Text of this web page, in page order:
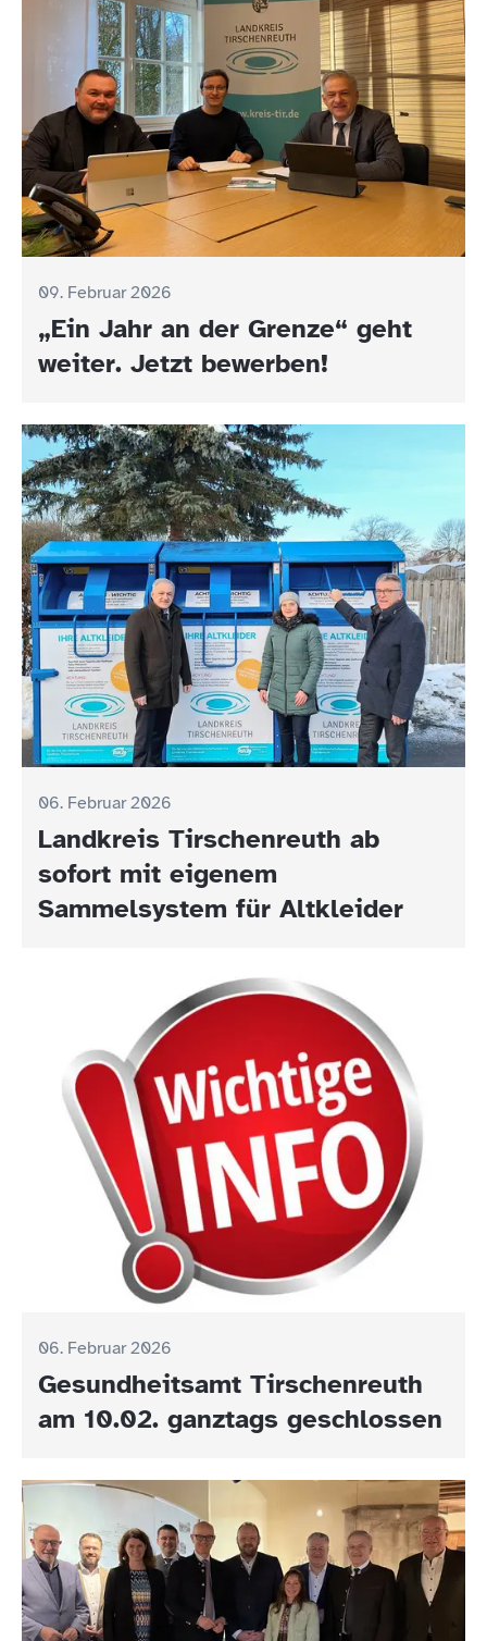
09. Februar 2026
„Ein Jahr an der Grenze“ geht
weiter. Jetzt bewerben!
06. Februar 2026
Landkreis Tirschenreuth ab
sofort mit eigenem
Sammelsystem für Altkleider
06. Februar 2026
Gesundheitsamt Tirschenreuth
am 10.02. ganztags geschlossen